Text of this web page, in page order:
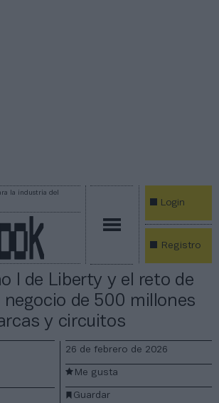
la industria del
Login
Registro
I de Liberty y el reto de
de 500 millones
y circuitos
26 de febrero de 2026
Guardar
Me gusta